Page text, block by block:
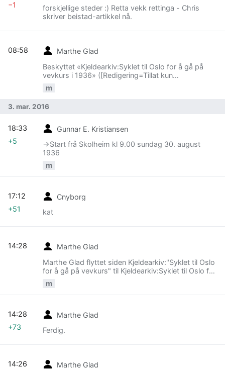
forskjellige steder :) Retta vekk rettinga - Chris
skriver beistad-artikkel nå.
−1
Marthe Glad
Beskyttet «Kjeldearkiv:Syklet til Oslo for å gå på
vevkurs i 1936» ([Redigering=Tillat kun
administratorer] (ubestemt))
m
08:58
3. mar. 2016
Gunnar E. Kristiansen
→‎Start frå Skolheim kl 9.00 sundag 30. august
1936
m
18:33
+5
Cnyborg
kat
17:12
+51
Marthe Glad
Marthe Glad flyttet siden Kjeldearkiv:"Syklet til Oslo
for å gå på vevkurs" til Kjeldearkiv:Syklet til Oslo for
m
14:28
Marthe Glad
Ferdig.
14:28
+73
Marthe Glad
14:26